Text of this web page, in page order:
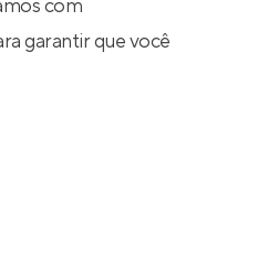
com
garantir que você